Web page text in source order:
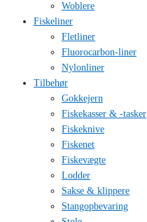
Woblere
Fiskeliner
Fletliner
Fluorocarbon-liner
Nylonliner
Tilbehør
Gokkejern
Fiskekasser & -tasker
Fiskeknive
Fiskenet
Fiskevægte
Lodder
Sakse & klippere
Stangopbevaring